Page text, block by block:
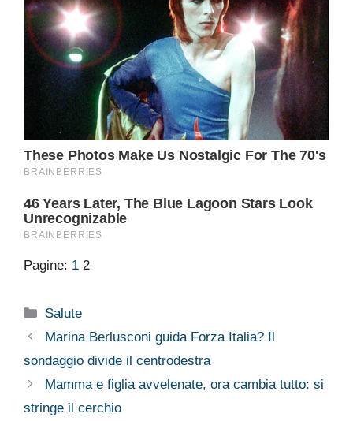
Pagine: 1 2
Categorie
Salute
Marina Berlusconi guida Forza Italia? Il
sondaggio divide il centrodestra
Mamma e figlia avvelenate, ora cambia tutto: si
stringe il cerchio